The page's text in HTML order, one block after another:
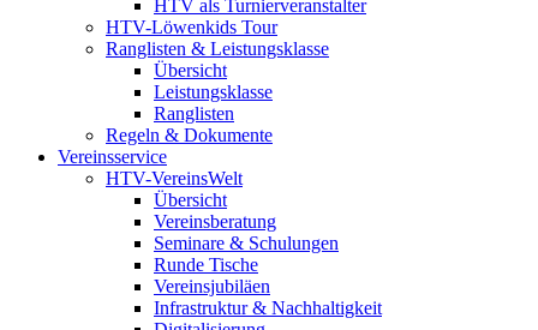
HTV als Turnierveranstalter
HTV-Löwenkids Tour
Ranglisten & Leistungsklasse
Übersicht
Leistungsklasse
Ranglisten
Regeln & Dokumente
Vereinsservice
HTV-VereinsWelt
Übersicht
Vereinsberatung
Seminare & Schulungen
Runde Tische
Vereinsjubiläen
Infrastruktur & Nachhaltigkeit